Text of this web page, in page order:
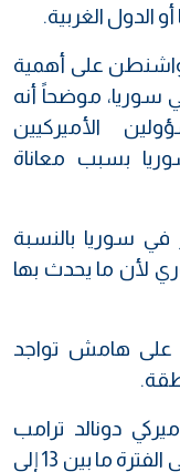
الدول الغربية.
على أهمية
موضحاً أنه
الأميركيين
بسبب معاناة
سوريا بالنسبة
لأن ما يحدث بها
على هامش تواجد
دونالد ترامب
سيزور السعودية وقطر والإمارات، في الفترة ما بين 13 إلى